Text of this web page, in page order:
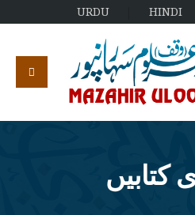
HINDI
URDU
کتابیں